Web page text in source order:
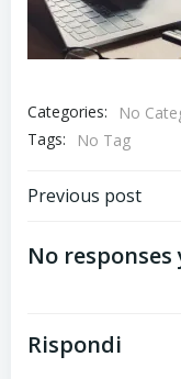
Categories:
No
Tags:
No Tag
Post
Previous post
No responses
Rispondi